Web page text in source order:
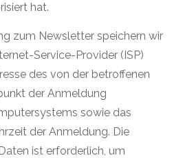
hat.
zum Newsletter speichern wir
Service-Provider (ISP)
des von der betroffenen
der Anmeldung
sowie das
der Anmeldung. Die
ist erforderlich, um